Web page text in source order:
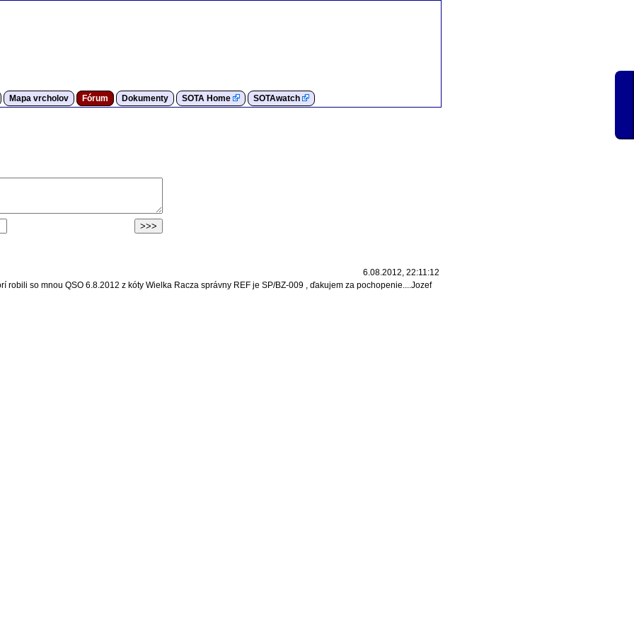
Mapa vrcholov Fórum Dokumenty SOTA Home SOTAwatch
6.08.2012, 22:11:12
robili so mnou QSO 6.8.2012 z kóty Wielka Racza správny REF je SP/BZ-009 , ďakujem za pochopenie....Jozef